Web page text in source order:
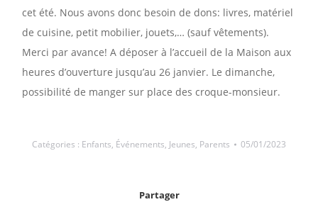
cet été. Nous avons donc besoin de dons: livres, matériel
de cuisine, petit mobilier, jouets,… (sauf vêtements).
Merci par avance! A déposer à l’accueil de la Maison aux
heures d’ouverture jusqu’au 26 janvier. Le dimanche,
possibilité de manger sur place des croque-monsieur.
Catégories : Enfants, Événements, Jeunes, Parents 05/01/2023
Partager